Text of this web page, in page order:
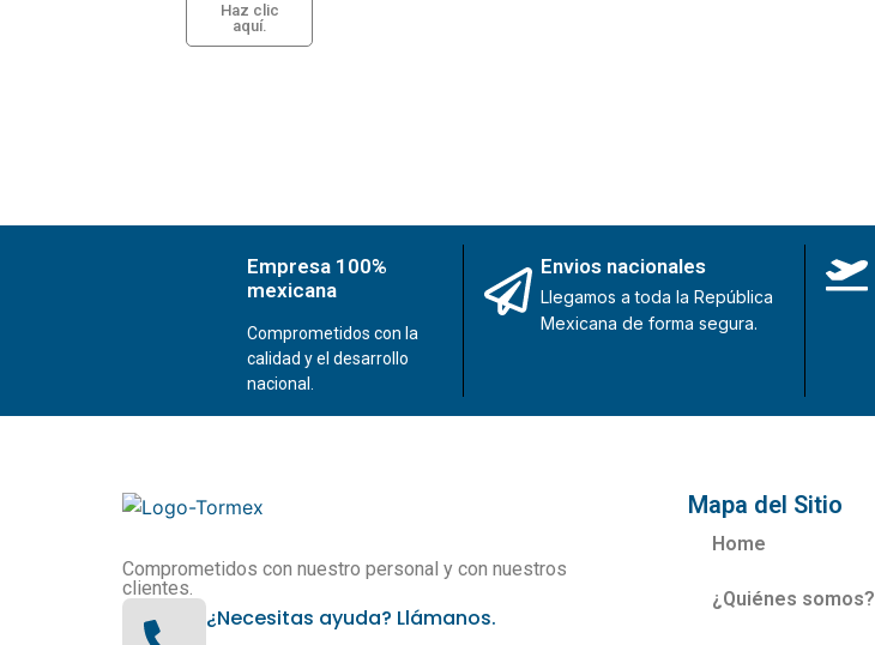
Haz clic
aquí.
Empresa 100%
mexicana
Comprometidos con la
calidad y el desarrollo
nacional.
Envios nacionales
Llegamos a toda la República
Mexicana de forma segura.
Comprometidos con nuestro personal y con nuestros
clientes.
¿Necesitas ayuda? Llámanos.
Mapa del Sitio
Home
¿Quiénes somos?